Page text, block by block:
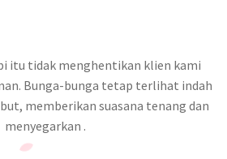
itu tidak menghentikan klien kami
Bunga-bunga tetap terlihat indah
memberikan suasana tenang dan
menyegarkan .